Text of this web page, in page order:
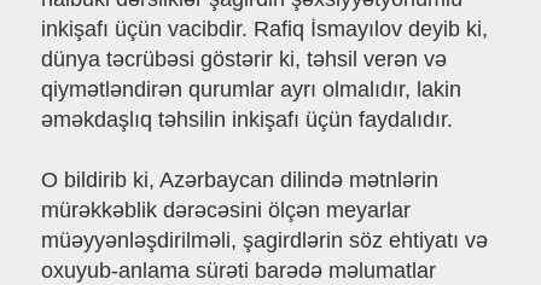
inkişafı üçün vacibdir. Rafiq İsmayılov deyib ki,
dünya təcrübəsi göstərir ki, təhsil verən və
qiymətləndirən qurumlar ayrı olmalıdır, lakin
əməkdaşlıq təhsilin inkişafı üçün faydalıdır.
O bildirib ki, Azərbaycan dilində mətnlərin
mürəkkəblik dərəcəsini ölçən meyarlar
müəyyənləşdirilməli, şagirdlərin söz ehtiyatı və
oxuyub-anlama sürəti barədə məlumatlar